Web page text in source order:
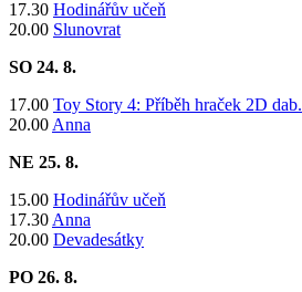
​17.30 Hodinářův učeň
20.00 Slunovrat
SO 24. 8.
17.00 Toy Story 4: Příběh hraček 2D dab.
20.00 Anna
NE 25. 8.
​15.00 Hodinářův učeň
17.30 Anna
20.00 Devadesátky
PO 26. 8.